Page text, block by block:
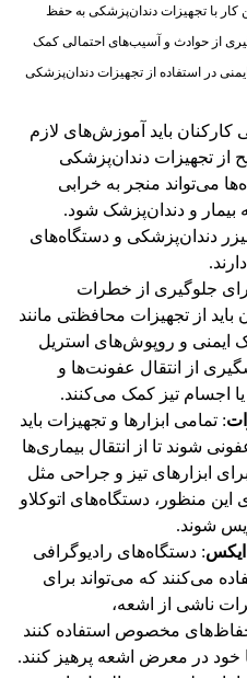
با تجهیزات دندان‌پزشکی به حفظ
از حوادث و آسیب‌های احتمالی کمک
در استفاده از تجهیزات دندان‌پزشکی
کارکنان باید آموزش‌های لازم
از تجهیزات دندان‌پزشکی
می‌تواند منجر به خرابی
و دندان‌پزشک شود.
دندان‌پزشکی و دستگاه‌های
جلوگیری از خطرات
باید از تجهیزات محافظتی مانند
و روپوش‌های استریل
از انتقال عفونت‌ها و
اجسام تیز کمک می‌کنند​.
: تمامی ابزارها و تجهیزات باید
شوند تا از انتقال بیماری‌ها
ابزارهای تیز و جراحی مثل
این منظور، دستگاه‌های اتوکلاو
شوند​.
ایکس: دستگاه‌های رادیوگرافی
می‌کنند که می‌تواند برای
ناشی از اشعه،
حفاظ‌های مخصوص استفاده کنند
خود در معرض اشعه پرهیز کنند.